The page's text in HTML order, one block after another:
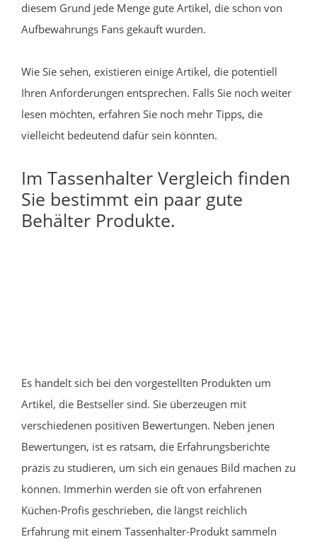
diesem Grund jede Menge gute Artikel, die schon von
Aufbewahrungs Fans gekauft wurden.
Wie Sie sehen, existieren einige Artikel, die potentiell
Ihren Anforderungen entsprechen. Falls Sie noch weiter
lesen möchten, erfahren Sie noch mehr Tipps, die
vielleicht bedeutend dafür sein könnten.
Im Tassenhalter Vergleich finden
Sie bestimmt ein paar gute
Behälter Produkte.
Es handelt sich bei den vorgestellten Produkten um
Artikel, die Bestseller sind. Sie überzeugen mit
verschiedenen positiven Bewertungen. Neben jenen
Bewertungen, ist es ratsam, die Erfahrungsberichte
präzis zu studieren, um sich ein genaues Bild machen zu
können. Immerhin werden sie oft von erfahrenen
Küchen-Profis geschrieben, die längst reichlich
Erfahrung mit einem Tassenhalter-Produkt sammeln